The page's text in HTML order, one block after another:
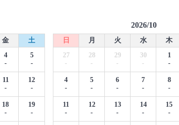
金
土
4
-
5
-
11
-
12
-
18
-
19
-
2026/10
日 月 火 水 木
27
-
28
-
29
-
30
-
1
-
4
-
5
-
6
-
7
-
8
-
11
-
12
-
13
-
14
-
15
-